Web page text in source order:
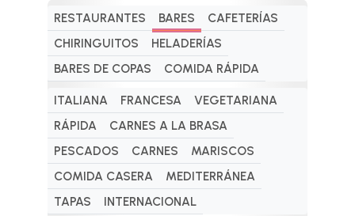
RESTAURANTES BARES
CAFETERÍAS
CHIRINGUITOS
HELADERÍAS
BARES DE COPAS
COMIDA RÁPIDA
ITALIANA FRANCESA
VEGETARIANA
RÁPIDA
CARNES A LA BRASA
PESCADOS
CARNES
MARISCOS
COMIDA CASERA
MEDITERRÁNEA
TAPAS
INTERNACIONAL